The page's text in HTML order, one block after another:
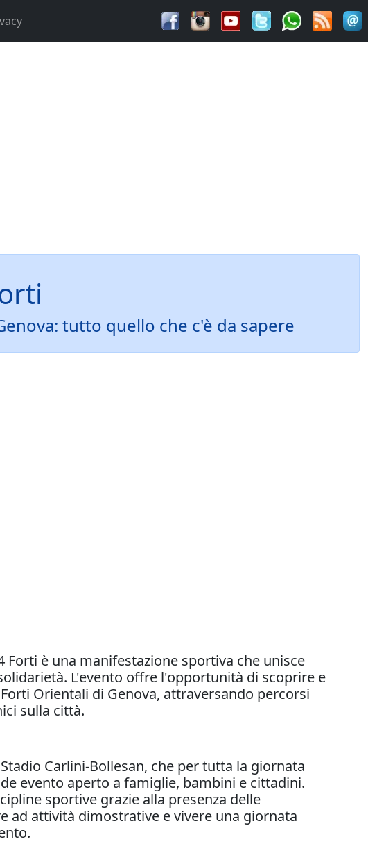
tutto quello che c'è da sapere
Forti è una manifestazione sportiva che unisce
L'evento offre l'opportunità di scoprire e
Orientali di Genova, attraversando percorsi
sulla città.
Carlini-Bollesan, che per tutta la giornata
evento aperto a famiglie, bambini e cittadini.
sportive grazie alla presenza delle
ad attività dimostrative e vivere una giornata